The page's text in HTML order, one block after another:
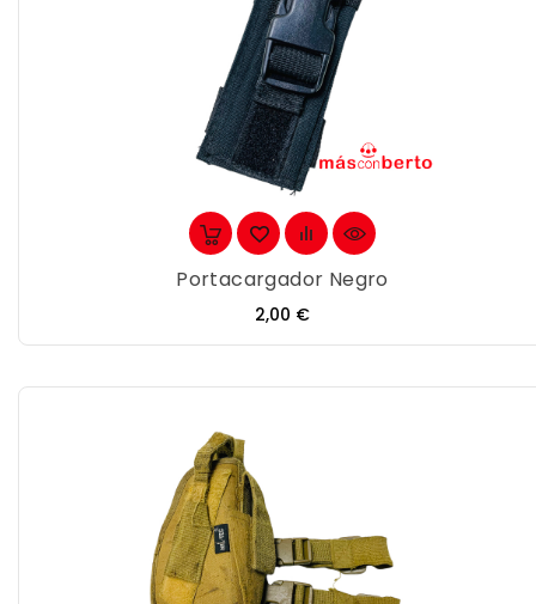
Portacargador Negro
Precio
2,00 €